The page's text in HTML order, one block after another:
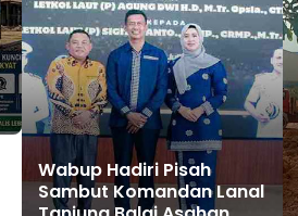
Wabup Hadiri Pisah
Sambut Komandan Lanal